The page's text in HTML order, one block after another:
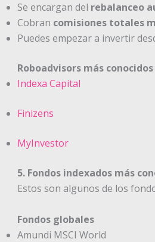
Se encargan del rebalanceo
Cobran comisiones totales
Puedes empezar a invertir
Roboadvisors más conocidos
Indexa Capital
Finizens
MyInvestor
5. Fondos indexados más
Estos son algunos de los
Fondos globales
Amundi MSCI World